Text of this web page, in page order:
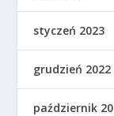
styczeń 2023
grudzień 2022
październik